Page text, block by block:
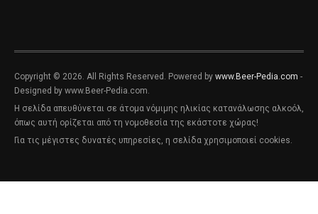
Copyright © 2026. All Rights Reserved. Powered by www.Beer-Pedia.com -
Designed by www.Beer-Pedia.com.
Η σελίδα απευθύνεται σε άτομα νόμιμης ηλικίας κατανάλωσης αλκοόλ,
όπως αυτή ορίζεται από τη νομοθεσία της εκάστοτε χώρας!
Για τις μέγιστες δυνατές υπηρεσίες, η σελίδα χρησιμοποιεί cookies.